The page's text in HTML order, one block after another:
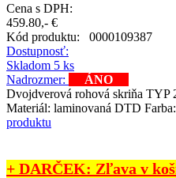
Cena s DPH:
459.80,- €
Kód produktu: 0000109387
Dostupnosť:
Skladom 5 ks
Nadrozmer:
ÁNO
Dvojdverová rohová skriňa TYP
Materiál: laminovaná DTD
produktu
+ DARČEK: Zľava v